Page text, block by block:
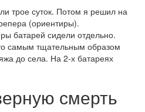
трое суток. Потом я решил на
(ориентиры).
батарей сидели отдельно.
самым тщательным образом
до села. На 2-х батареях
смерть